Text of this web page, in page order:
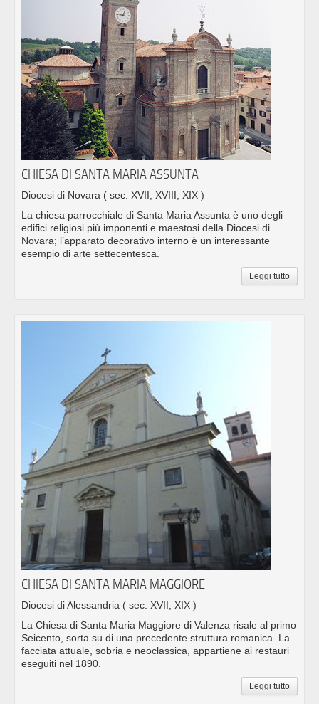
CHIESA DI SANTA MARIA ASSUNTA
Diocesi di Novara ( sec. XVII; XVIII; XIX )
La chiesa parrocchiale di Santa Maria Assunta è uno degli
edifici religiosi più imponenti e maestosi della Diocesi di
Novara; l’apparato decorativo interno è un interessante
esempio di arte settecentesca.
Leggi tutto
CHIESA DI SANTA MARIA MAGGIORE
Diocesi di Alessandria ( sec. XVII; XIX )
La Chiesa di Santa Maria Maggiore di Valenza risale al primo
Seicento, sorta su di una precedente struttura romanica. La
facciata attuale, sobria e neoclassica, appartiene ai restauri
eseguiti nel 1890.
Leggi tutto